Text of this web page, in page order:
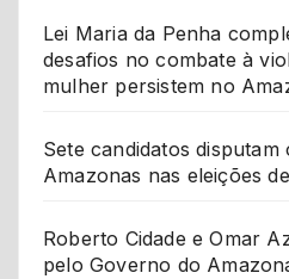
Lei Maria da Penha
desafios no combate à
mulher persistem no
Sete candidatos
Amazonas nas eleições
Roberto Cidade e Omar
pelo Governo do